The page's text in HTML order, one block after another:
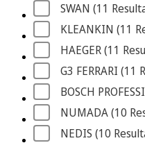
SWAN (11
KLEANKIN (11
HAEGER (11
G3 FERRARI (11
BOSCH
NUMADA (10
NEDIS (10